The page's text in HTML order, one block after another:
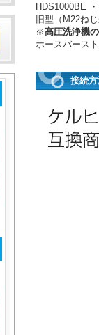
HDS1000BE
旧型（M22ね
※高圧洗浄機
ホースバース
接続